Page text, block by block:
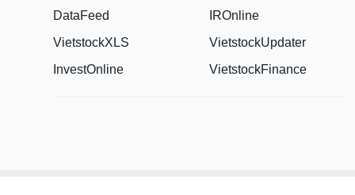
DataFeed
VietstockXLS
InvestOnline
IROnline
VietstockUpdater
VietstockFinance